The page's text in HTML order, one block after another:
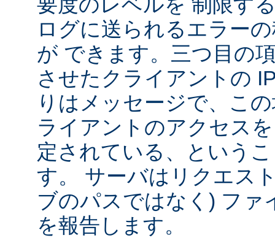
ログに送られるエラー
が できます。三つ目の
させたクライアントの
りはメッセージで、こ
ライアントのアクセス
定されている、という
す。 サーバはリクエス
ブのパスではなく) ファ
を報告します。